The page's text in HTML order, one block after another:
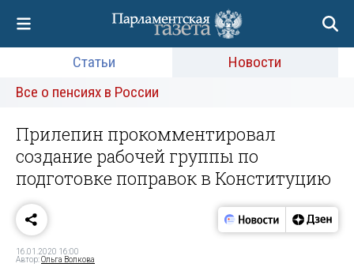
Статьи
Новости
Все о пенсиях в России
Прилепин прокомментировал
создание рабочей группы по
подготовке поправок в Конституцию
16.01.2020 16:00
Автор:Ольга Волкова